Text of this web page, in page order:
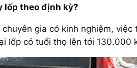
lốp theo định kỳ?
gia có kinh nghiệm,
lốp có tuổi thọ lên tới